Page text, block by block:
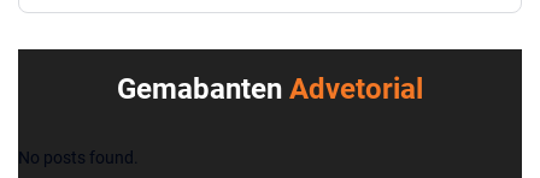
Gemabanten Advetorial
No posts found.